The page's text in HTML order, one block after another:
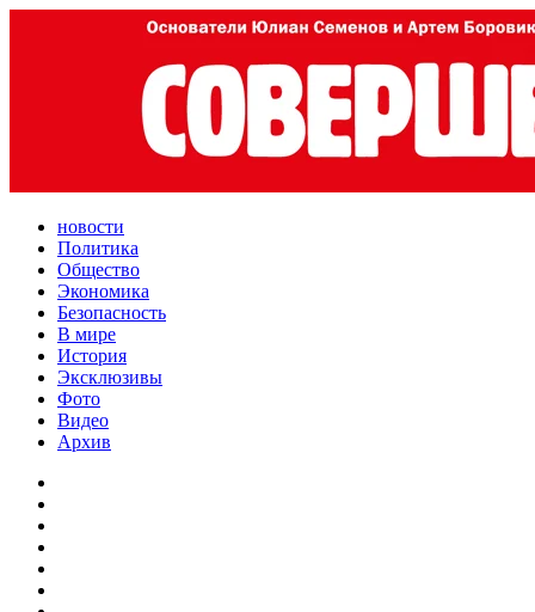
новости
Политика
Общество
Экономика
Безопасность
В мире
История
Эксклюзивы
Фото
Видео
Архив